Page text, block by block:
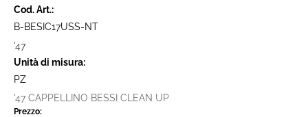
Cod. Art.:
B-BESIC17USS-NT
'47
Unità di misura:
PZ
'47 CAPPELLINO BESSI CLEAN UP
Prezzo: